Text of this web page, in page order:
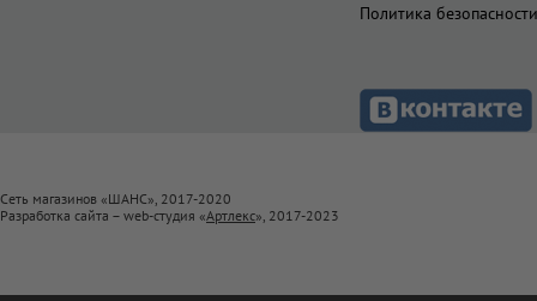
Политика безопасности
Сеть магазинов «ШАНС», 2017-2020
Разработка сайта – web-студия «Артлекс», 2017-2023